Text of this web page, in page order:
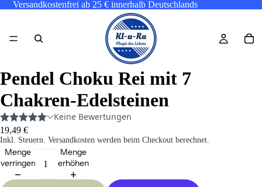
Versandkostenfrei ab 25 € innerhalb Deutschlands
Pendel Choku Rei mit 7
Chakren-Edelsteinen
19,49 €
Inkl. Steuern. Versandkosten werden beim Checkout berechnet.
Menge
verringern
Menge
erhöhen